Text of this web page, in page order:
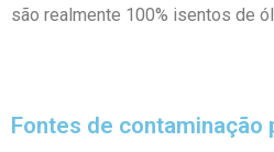
são realmente 100% isentos de
Fontes de contaminação